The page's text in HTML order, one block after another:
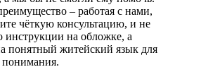
– работая с нами,
чёткую консультацию, и не
на обложке, а
понятный житейский язык для
понимания.